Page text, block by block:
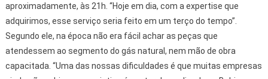
aproximadamente, às 21h. “Hoje em dia, com a expertise que
adquirimos, esse serviço seria feito em um terço do tempo”.
Segundo ele, na época não era fácil achar as peças que
atendessem ao segmento do gás natural, nem mão de obra
capacitada. “Uma das nossas dificuldades é que muitas empresas